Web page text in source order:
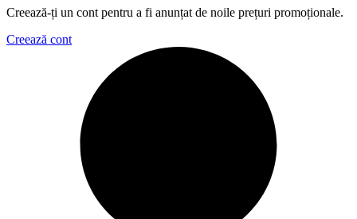
Creează-ți un cont pentru a fi anunțat de noile prețuri promoționale.
Creează cont